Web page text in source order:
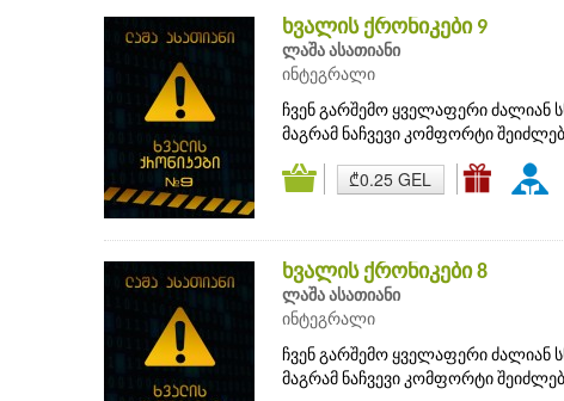
ხვალის ქრონიკები 9
ლაშა ასათიანი
ინტეგრალი
ჩვენ გარშემო ყველაფერი ძალიან
მაგრამ ნაჩვევი კომფორტი
₾0.25 GEL
ხვალის ქრონიკები 8
ლაშა ასათიანი
ინტეგრალი
ჩვენ გარშემო ყველაფერი ძალიან
მაგრამ ნაჩვევი კომფორტი